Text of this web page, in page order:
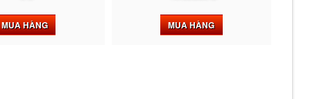
MUA HÀNG MUA HÀNG